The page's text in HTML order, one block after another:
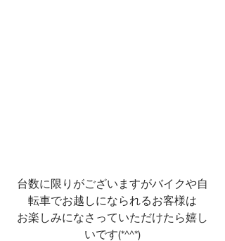
台数に限りがございますがバイクや自
転車でお越しになられるお客様は
お楽しみになさっていただけたら嬉し
いです(*^^*)